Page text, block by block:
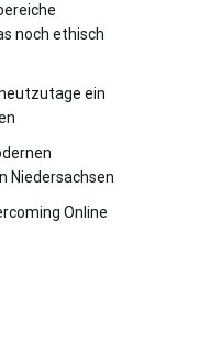
noch ethisch
ein
Niedersachsen
Online